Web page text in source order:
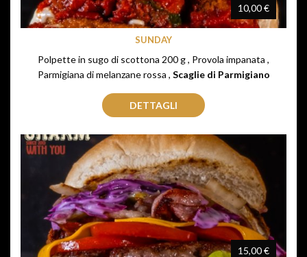
10,00 €
SUNDAY
Polpette in sugo di scottona 200 g , Provola impanata ,
Parmigiana di melanzane rossa , Scaglie di Parmigiano
DETTAGLI
15,00 €